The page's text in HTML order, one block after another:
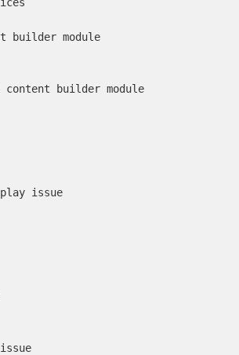
builder module
builder module
issue